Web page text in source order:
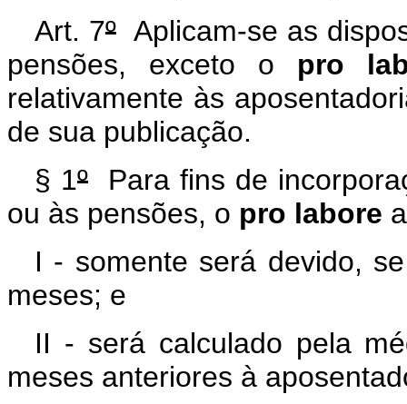
Art. 7ºAplicam-se as
pensões, exceto o pro
relativamente às
de sua publicação.
§ 1º Para fins de
ou às pensões, o pro labore
I - somente será devido,
meses; e
II - será calculado pela
meses anteriores à